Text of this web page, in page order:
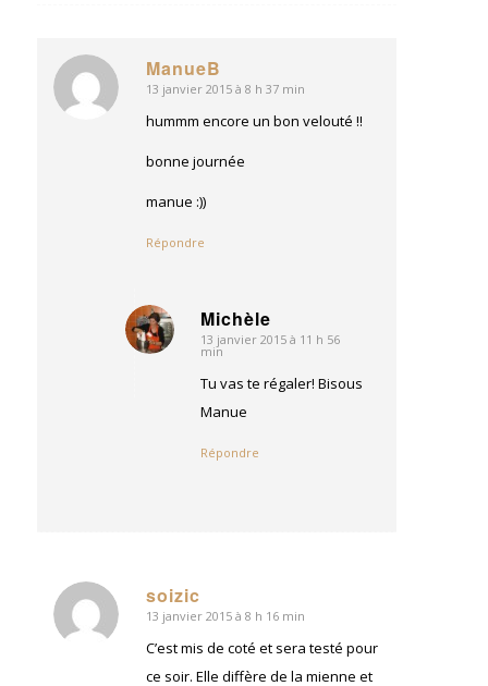
ManueB
dit
:
13 janvier 2015 à 8 h 37 min
hummm encore un bon velouté !!
bonne journée
manue :))
Répondre
Michèle
dit
13 janvier 2015 à 11 h 56
min
Tu vas te régaler! Bisous
Manue
Répondre
soizic
dit
13 janvier 2015 à 8 h 16 min
C’est mis de coté et sera testé pour
ce soir. Elle diffère de la mienne et